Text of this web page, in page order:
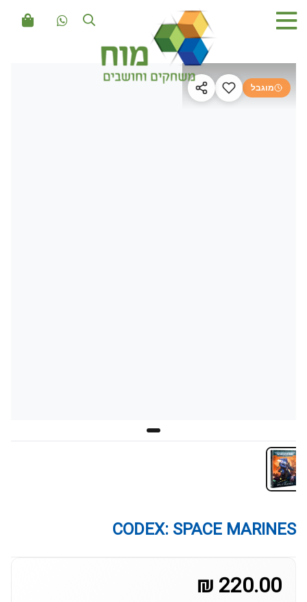
מוגבל
CODEX: SPACE MARINES
220.00 ₪